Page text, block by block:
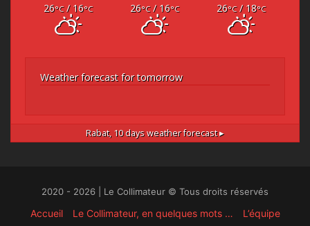
26°C/ 16°C 26°C/ 16°C 26°C/ 18°C
Weather forecast for tomorrow
Rabat, 10 days weather forecast ▸
2020 - 2026 | Le Collimateur © Tous droits réservés
Accueil Le Collimateur, en quelques mots … L’équipe